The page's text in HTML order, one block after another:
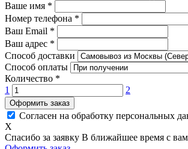
Ваше имя *
Номер телефона *
Ваш Email *
Ваш адрес *
Способ доставки
Способ оплаты
Количество *
1
2
Оформить заказ
Согласен на обработку персональных
X
Спасибо за заявку В ближайшее время с